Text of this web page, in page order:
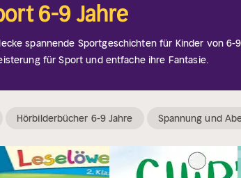
6-9 Jahre
spannende Sportgeschichten für Kinder von 6-
für Sport und entfache ihre Fantasie.
Hörbilderbücher 6-9 Jahre Spannung und